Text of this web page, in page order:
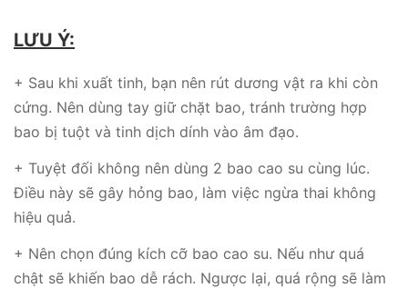
LƯU Ý:
+ Sau khi xuất tinh, bạn nên rút dương vật ra khi còn
cứng. Nên dùng tay giữ chặt bao, tránh trường hợp
bao bị tuột và tinh dịch dính vào âm đạo.
+ Tuyệt đối không nên dùng 2 bao cao su cùng lúc.
Điều này sẽ gây hỏng bao, làm việc ngừa thai không
hiệu quả.
+ Nên chọn đúng kích cỡ bao cao su. Nếu như quá
chật sẽ khiến bao dễ rách. Ngược lại, quá rộng sẽ làm